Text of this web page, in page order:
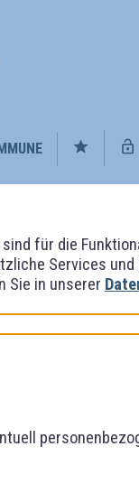
für die
Services
Sie in unserer